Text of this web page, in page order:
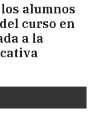
alumnos
curso en
a la